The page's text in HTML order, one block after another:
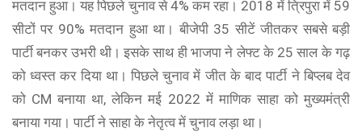
मतदान हुआ। यह पिछले चुनाव से 4% कम रहा। 2018 में त्रिपुरा में 59
सीटों पर 90% मतदान हुआ था। बीजेपी 35 सीटें जीतकर सबसे बड़ी
पार्टी बनकर उभरी थी। इसके साथ ही भाजपा ने लेफ्ट के 25 साल के गढ़
को ध्वस्त कर दिया था। पिछले चुनाव में जीत के बाद पार्टी ने बिप्लब देव
को CM बनाया था, लेकिन मई 2022 में माणिक साहा को मुख्यमंत्री
बनाया गया। पार्टी ने साहा ​​​​​​के नेतृत्व में चुनाव लड़ा था।